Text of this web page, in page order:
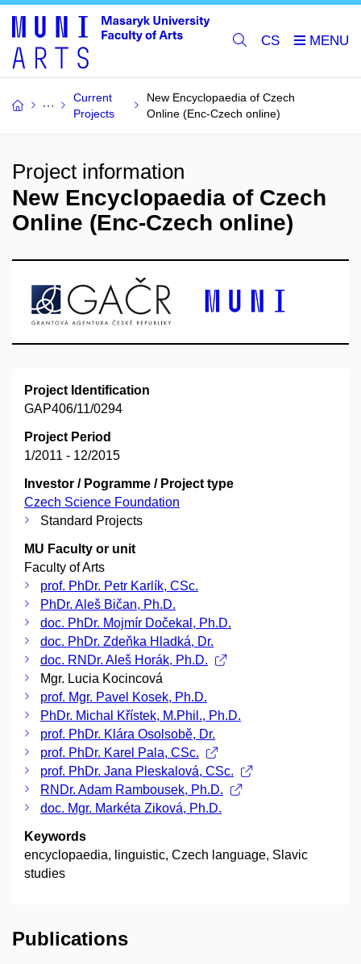
CS
Current
Projects
New Encyclopaedia of Czech
Online (Enc-Czech online)
Project information
New Encyclopaedia of Czech
Online (Enc-Czech online)
Project Identification
GAP406/11/0294
Project Period
1/2011 - 12/2015
Investor / Pogramme / Project type
Czech Science Foundation
Standard Projects
MU Faculty or unit
Faculty of Arts
prof. PhDr. Petr Karlík, CSc.
PhDr. Aleš Bičan, Ph.D.
doc. PhDr. Mojmír Dočekal, Ph.D.
doc. PhDr. Zdeňka Hladká, Dr.
doc. RNDr. Aleš Horák, Ph.D.
Mgr. Lucia Kocincová
prof. Mgr. Pavel Kosek, Ph.D.
PhDr. Michal Křístek, M.Phil., Ph.D.
prof. PhDr. Klára Osolsobě, Dr.
prof. PhDr. Karel Pala, CSc.
prof. PhDr. Jana Pleskalová, CSc.
RNDr. Adam Rambousek, Ph.D.
doc. Mgr. Markéta Ziková, Ph.D.
Keywords
encyclopaedia, linguistic, Czech language, Slavic
studies
Publications